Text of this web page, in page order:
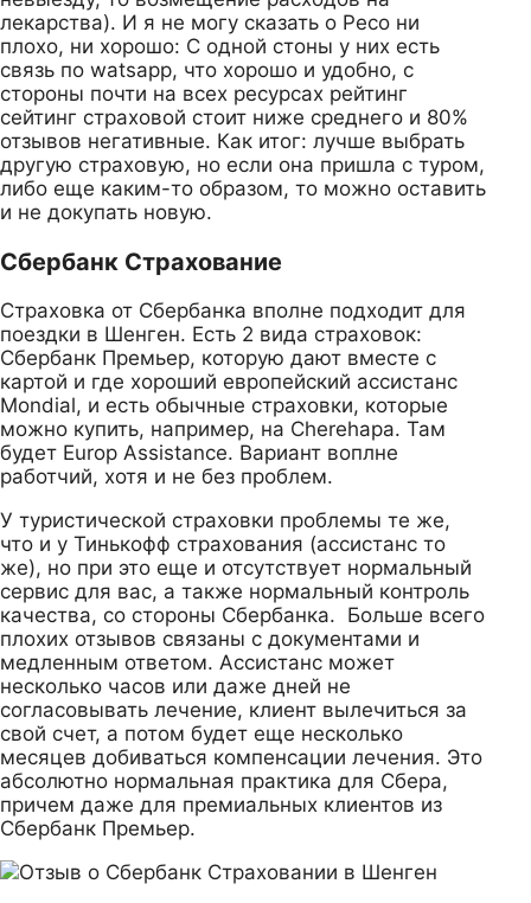
лекарства). И я не могу сказать о Ресо ни
плохо, ни хорошо: С одной стоны у них есть
связь по watsapp, что хорошо и удобно, с
стороны почти на всех ресурсах рейтинг
сейтинг страховой стоит ниже среднего и 80%
отзывов негативные. Как итог: лучше выбрать
другую страховую, но если она пришла с туром,
либо еще каким-то образом, то можно оставить
и не докупать новую.
Сбербанк Страхование
Страховка от Сбербанка вполне подходит для
поездки в Шенген. Есть 2 вида страховок:
Сбербанк Премьер, которую дают вместе с
картой и где хороший европейский ассистанс
Mondial, и есть обычные страховки, которые
можно купить, например, на Cherehapa. Там
будет Europ Assistance. Вариант воплне
работчий, хотя и не без проблем.
У туристической страховки проблемы те же,
что и у Тинькофф страхования (ассистанс то
же), но при это еще и отсутствует нормальный
сервис для вас, а также нормальный контроль
качества, со стороны Сбербанка. Больше всего
плохих отзывов связаны с документами и
медленным ответом. Ассистанс может
несколько часов или даже дней не
согласовывать лечение, клиент вылечиться за
свой счет, а потом будет еще несколько
месяцев добиваться компенсации лечения. Это
абсолютно нормальная практика для Сбера,
причем даже для премиальных клиентов из
Сбербанк Премьер.